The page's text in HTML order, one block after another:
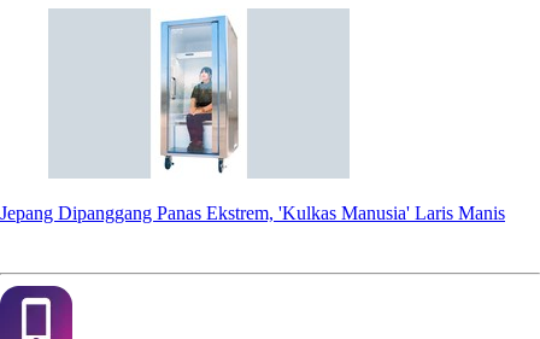
Jepang Dipanggang Panas Ekstrem, 'Kulkas Manusia' Laris Manis